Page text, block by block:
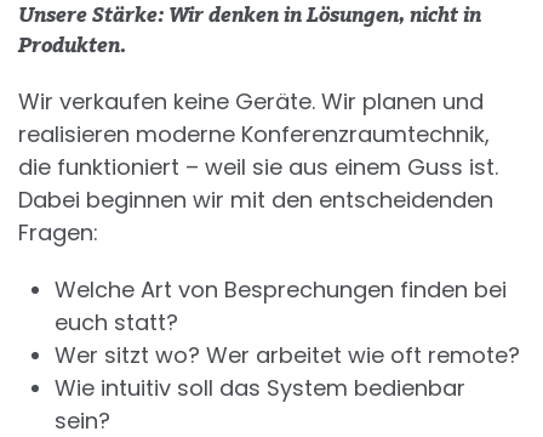
Unsere Stärke: Wir denken in Lösungen, nicht in
Produkten.
Wir verkaufen keine Geräte. Wir planen und
realisieren moderne Konferenzraumtechnik,
die funktioniert – weil sie aus einem Guss ist.
Dabei beginnen wir mit den entscheidenden
Fragen:
Welche Art von Besprechungen finden bei
euch statt?
Wer sitzt wo? Wer arbeitet wie oft remote?
Wie intuitiv soll das System bedienbar
sein?